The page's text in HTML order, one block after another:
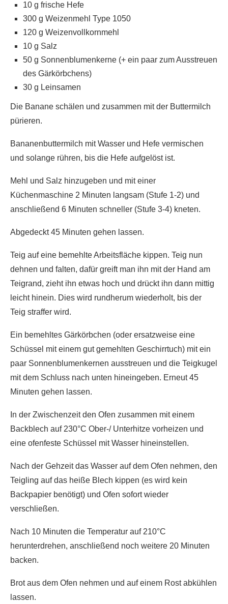
10 g frische Hefe
300 g Weizenmehl Type 1050
120 g Weizenvollkornmehl
10 g Salz
50 g Sonnenblumenkerne (+ ein paar zum Ausstreuen
des Gärkörbchens)
30 g Leinsamen
Die Banane schälen und zusammen mit der Buttermilch
pürieren.
Bananenbuttermilch mit Wasser und Hefe vermischen
und solange rühren, bis die Hefe aufgelöst ist.
Mehl und Salz hinzugeben und mit einer
Küchenmaschine 2 Minuten langsam (Stufe 1-2) und
anschließend 6 Minuten schneller (Stufe 3-4) kneten.
Abgedeckt 45 Minuten gehen lassen.
Teig auf eine bemehlte Arbeitsfläche kippen. Teig nun
dehnen und falten, dafür greift man ihn mit der Hand am
Teigrand, zieht ihn etwas hoch und drückt ihn dann mittig
leicht hinein. Dies wird rundherum wiederholt, bis der
Teig straffer wird.
Ein bemehltes Gärkörbchen (oder ersatzweise eine
Schüssel mit einem gut gemehlten Geschirrtuch) mit ein
paar Sonnenblumenkernen ausstreuen und die Teigkugel
mit dem Schluss nach unten hineingeben. Erneut 45
Minuten gehen lassen.
In der Zwischenzeit den Ofen zusammen mit einem
Backblech auf 230°C Ober-/ Unterhitze vorheizen und
eine ofenfeste Schüssel mit Wasser hineinstellen.
Nach der Gehzeit das Wasser auf dem Ofen nehmen, den
Teigling auf das heiße Blech kippen (es wird kein
Backpapier benötigt) und Ofen sofort wieder
verschließen.
Nach 10 Minuten die Temperatur auf 210°C
herunterdrehen, anschließend noch weitere 20 Minuten
backen.
Brot aus dem Ofen nehmen und auf einem Rost abkühlen
lassen.